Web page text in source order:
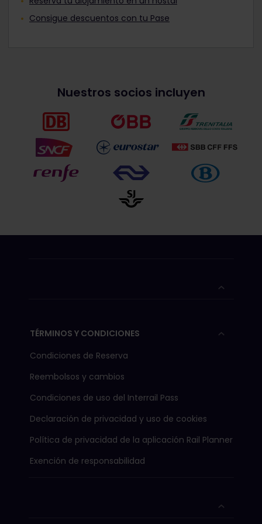
Consigue descuentos con tu Pase
Nuestros socios incluyen
TÉRMINOS Y CONDICIONES
Condiciones de Reserva
Reembolsos y cambios
Condiciones de uso del Interrail Pass
Declaración de privacidad y uso de cookies
Política de privacidad de la aplicación Rail Planner
Exención de responsabilidad